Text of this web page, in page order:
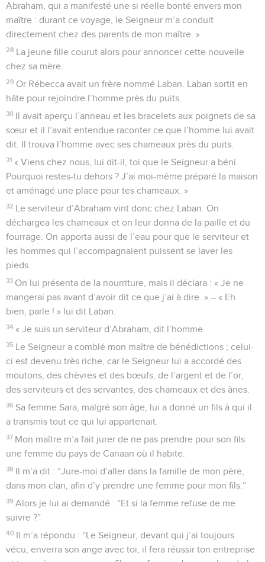
Abraham, qui a manifesté une si réelle bonté envers mon
maître : durant ce voyage, le Seigneur m’a conduit
directement chez des parents de mon maître. »
28 La jeune fille courut alors pour annoncer cette nouvelle
chez sa mère.
29 Or Rébecca avait un frère nommé Laban. Laban sortit en
hâte pour rejoindre l’homme près du puits.
30 Il avait aperçu l’anneau et les bracelets aux poignets de sa
sœur et il l’avait entendue raconter ce que l’homme lui avait
dit. Il trouva l’homme avec ses chameaux près du puits.
31 « Viens chez nous, lui dit-il, toi que le Seigneur a béni.
Pourquoi restes-tu dehors ? J’ai moi-même préparé la maison
et aménagé une place pour tes chameaux. »
32 Le serviteur d’Abraham vint donc chez Laban. On
déchargea les chameaux et on leur donna de la paille et du
fourrage. On apporta aussi de l’eau pour que le serviteur et
les hommes qui l’accompagnaient puissent se laver les
pieds.
33 On lui présenta de la nourriture, mais il déclara : « Je ne
mangerai pas avant d’avoir dit ce que j’ai à dire. » – « Eh
bien, parle ! » lui dit Laban.
34 « Je suis un serviteur d’Abraham, dit l’homme.
35 Le Seigneur a comblé mon maître de bénédictions ; celui-
ci est devenu très riche, car le Seigneur lui a accordé des
moutons, des chèvres et des bœufs, de l’argent et de l’or,
des serviteurs et des servantes, des chameaux et des ânes.
36 Sa femme Sara, malgré son âge, lui a donné un fils à qui il
a transmis tout ce qui lui appartenait.
37 Mon maître m’a fait jurer de ne pas prendre pour son fils
une femme du pays de Canaan où il habite.
38 Il m’a dit : “Jure-moi d’aller dans la famille de mon père,
dans mon clan, afin d’y prendre une femme pour mon fils.”
39 Alors je lui ai demandé : “Et si la femme refuse de me
suivre ?”
40 Il m’a répondu : “Le Seigneur, devant qui j’ai toujours
vécu, enverra son ange avec toi, il fera réussir ton entreprise